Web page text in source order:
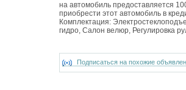
на автомобиль предоставляется
приобрести этот автомобиль в
Комплектация:
гидро, Салон велюр, Регулировка
Подписаться на похожие